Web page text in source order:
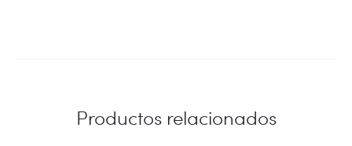
Productos relacionados